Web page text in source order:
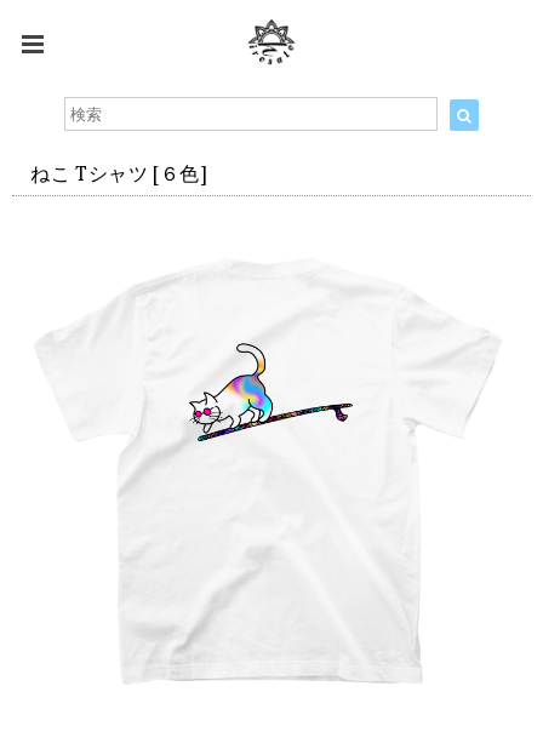
ねこ Tシャツ [６色]